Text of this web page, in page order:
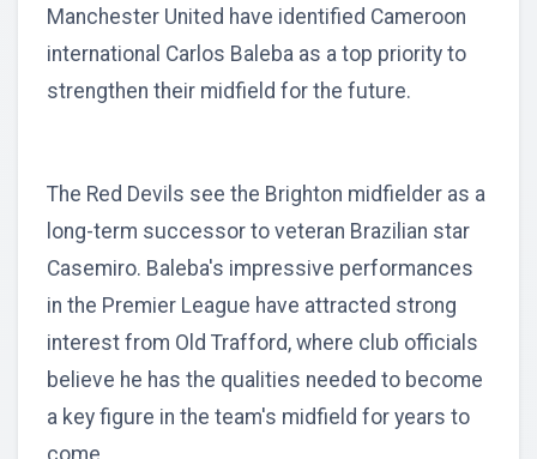
Manchester United have identified Cameroon
international Carlos Baleba as a top priority to
strengthen their midfield for the future.
The Red Devils see the Brighton midfielder as a
long-term successor to veteran Brazilian star
Casemiro. Baleba's impressive performances
in the Premier League have attracted strong
interest from Old Trafford, where club officials
believe he has the qualities needed to become
a key figure in the team's midfield for years to
come.